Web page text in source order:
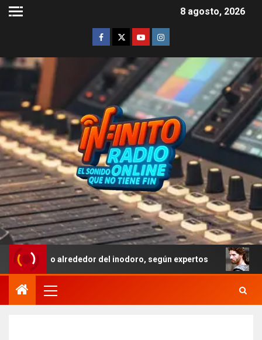
8 agosto, 2026
alrededor del inodoro, según expertos Troya: el